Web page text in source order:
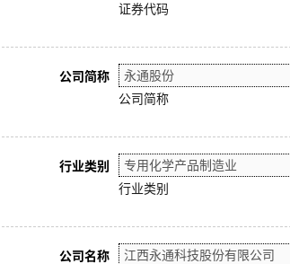
证券代码
公司简称
公司简称
行业类别
行业类别
公司名称